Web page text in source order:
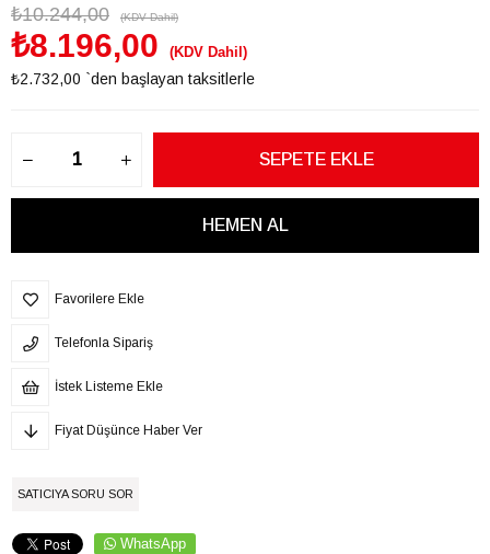
₺10.244,00 (KDV Dahil)
₺8.196,00 (KDV Dahil)
₺2.732,00 `den başlayan taksitlerle
Favorilere Ekle
Telefonla Sipariş
İstek Listeme Ekle
Fiyat Düşünce Haber Ver
SATICIYA SORU SOR
WhatsApp